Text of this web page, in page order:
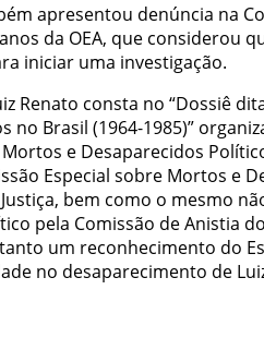
apresentou denúncia na
da OEA, que considerou
iniciar uma investigação.
Renato consta no “Dossiê
no Brasil (1964-1985)”
e Desaparecidos
Especial sobre Mortos e
bem como o mesmo
pela Comissão de Anistia
um reconhecimento do
no desaparecimento de